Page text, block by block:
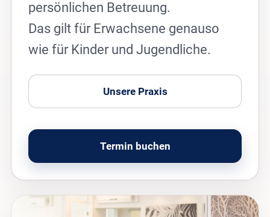
persönlichen Betreuung.
Das gilt für Erwachsene genauso
wie für Kinder und Jugendliche.
Unsere Praxis
Termin buchen